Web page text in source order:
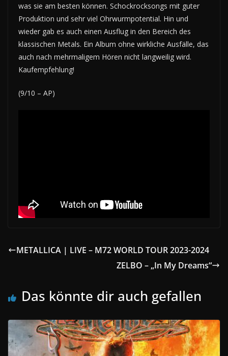
was sie am besten können. Schockrocksongs mit guter
Produktion und sehr viel Ohrwurmpotential. Hin und
wieder gab es auch einen Ausflug in den Bereich des
klassischen Metals. Ein Album ohne wirkliche Ausfälle, das
auch nach mehrmaligem Hören nicht langweilig wird.
Kaufempfehlung!
(9/10 – AP)
METALLICA | LIVE – M72 WORLD TOUR 2023-2024
ZELBO – „In My Dreams“
Das könnte dir auch gefallen